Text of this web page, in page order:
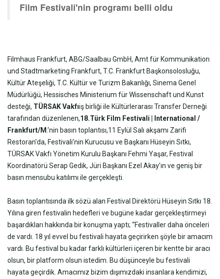
Film Festivali'nin programı belli oldu
Filmhaus Frankfurt, ABG/Saalbau GmbH, Amt für Kommunikation
und Stadtmarketing Frankfurt, T.C. Frankfurt Başkonsolosluğu,
Kültür Ateşeliği, T.C. Kültür ve Turizm Bakanlığı, Sinema Genel
Müdürlüğü, Hessisches Ministerium für Wissenschaft und Kunst
desteği, TÜRSAK Vakfıiş birliği ile Kültürlerarası Transfer Derneği
tarafından düzenlenen,18.Türk Film Festivali | International /
Frankfurt/M .’nin basın toplantısı,11 Eylül Salı akşamı Zarifi
Restoran'da, Festivali’nin Kurucusu ve Başkanı Hüseyin Sıtkı,
TÜRSAK Vakfı Yönetim Kurulu Başkanı Fehmi Yaşar, Festival
Koordinatörü Serap Gedik, Jüri Başkanı Ezel Akay’ın ve geniş bir
basın mensubu katılımı ile gerçekleşti.
Basın toplantısında ilk sözü alan Festival Direktörü Hüseyin Sıtkı 18.
Yılına giren festivalin hedefleri ve bugüne kadar gerçekleştirmeyi
başardıkları hakkında bir konuşma yaptı; “Festivaller daha önceleri
de vardı. 18 yıl evvel bu festivali hayata geçirirken şöyle bir amacım
vardı. Bu festival bu kadar farklı kültürleri içeren bir kentte bir aracı
olsun, bir platform olsun istedim. Bu düşünceyle bu festivali
hayata geçirdik. Amacımız bizim dışımızdaki insanlara kendimizi,